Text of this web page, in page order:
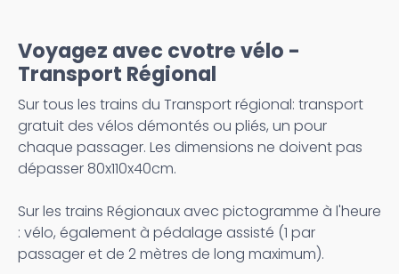
Voyagez avec cvotre vélo -
Transport Régional
Sur tous les trains du Transport régional: transport
gratuit des vélos démontés ou pliés, un pour
chaque passager. Les dimensions ne doivent pas
dépasser 80x110x40cm.
Sur les trains Régionaux avec pictogramme à l'heure
: vélo, également à pédalage assisté (1 par
passager et de 2 mètres de long maximum).